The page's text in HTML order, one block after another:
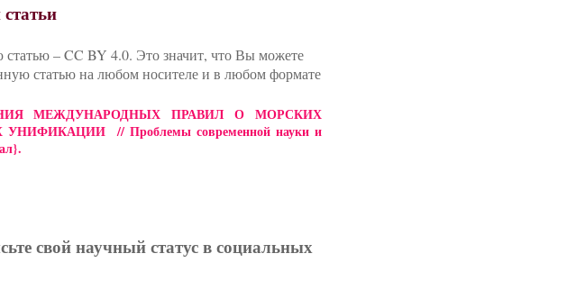
– CC BY 4.0. Это значит, что Вы можете
статью на любом носителе и в любом формате
МЕЖДУНАРОДНЫХ ПРАВИЛ О МОРСКИХ
// Проблемы современной науки и
.
свой научный статус в социальных